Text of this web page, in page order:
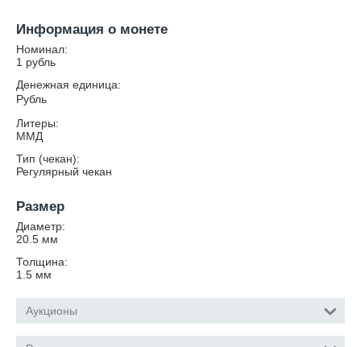
Информация о монете
Номинал:
1 рубль
Денежная единица:
Рубль
Литеры:
ММД
Тип (чекан):
Регулярный чекан
Размер
Диаметр:
20.5 мм
Толщина:
1.5 мм
Аукционы